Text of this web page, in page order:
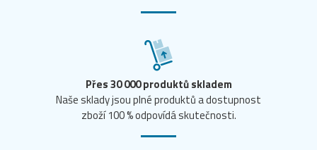
Přes 30 000 produktů skladem
Naše sklady jsou plné produktů a dostupnost
zboží 100 % odpovídá skutečnosti.